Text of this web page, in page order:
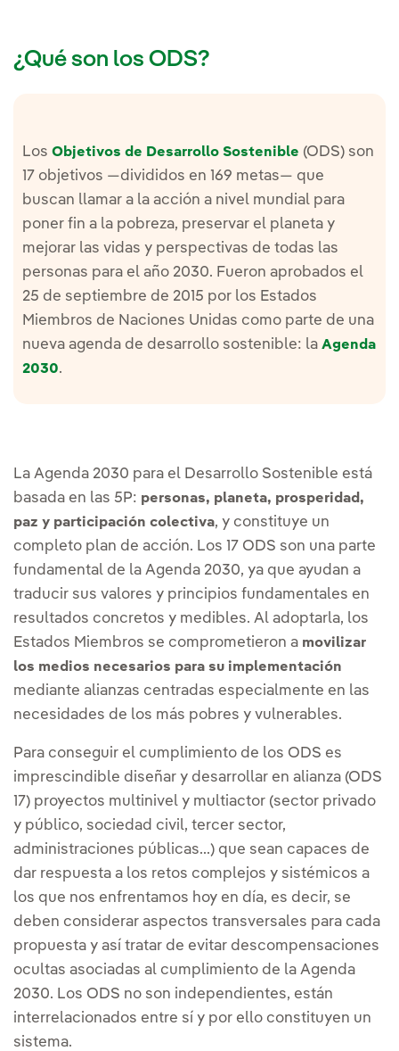
¿Qué son los ODS?
Los Objetivos de Desarrollo Sostenible (ODS) son
17 objetivos —divididos en 169 metas— que
buscan llamar a la acción a nivel mundial para
poner fin a la pobreza, preservar el planeta y
mejorar las vidas y perspectivas de todas las
personas para el año 2030. Fueron aprobados el
25 de septiembre de 2015 por los Estados
Miembros de Naciones Unidas como parte de una
nueva agenda de desarrollo sostenible: la Agenda
2030.
La Agenda 2030 para el Desarrollo Sostenible está
basada en las 5P: personas, planeta, prosperidad,
paz y participación colectiva, y constituye un
completo plan de acción. Los 17 ODS son una parte
fundamental de la Agenda 2030, ya que ayudan a
traducir sus valores y principios fundamentales en
resultados concretos y medibles. Al adoptarla, los
Estados Miembros se comprometieron a movilizar
los medios necesarios para su implementación
mediante alianzas centradas especialmente en las
necesidades de los más pobres y vulnerables.
Para conseguir el cumplimiento de los ODS es
imprescindible diseñar y desarrollar en alianza (ODS
17) proyectos multinivel y multiactor (sector privado
y público, sociedad civil, tercer sector,
administraciones públicas...) que sean capaces de
dar respuesta a los retos complejos y sistémicos a
los que nos enfrentamos hoy en día, es decir, se
deben considerar aspectos transversales para cada
propuesta y así tratar de evitar descompensaciones
ocultas asociadas al cumplimiento de la Agenda
2030. Los ODS no son independientes, están
interrelacionados entre sí y por ello constituyen un
sistema.